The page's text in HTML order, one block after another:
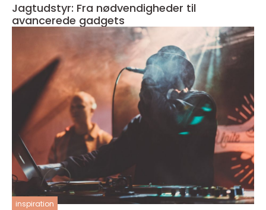
Jagtudstyr: Fra nødvendigheder til
avancerede gadgets
inspiration